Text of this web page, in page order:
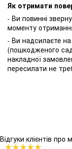
Як отримати
- Ви повинні
моменту
- Ви надсилаєте
(пошкодженого
накладної
пересилати не
Відгуки клієнтів про